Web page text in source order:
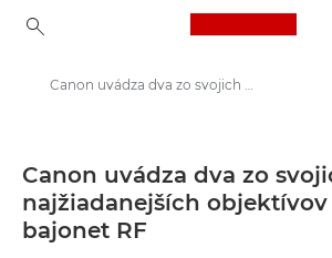
Tlačové stredisko
Tlačové vyhlásenia – Tlačové stredisko Canon
Canon uvádza dva zo svojich najžiadanejších objektívov vo verzii pre bajonet RF - Tlačové stredisko Canon
Canon uvádza dva zo
najžiadanejších
bajonet RF